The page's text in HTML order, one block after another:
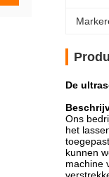
De
Ons
het
kunnen
machine